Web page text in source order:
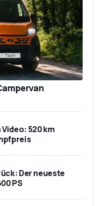
520 km
Der neueste
PS